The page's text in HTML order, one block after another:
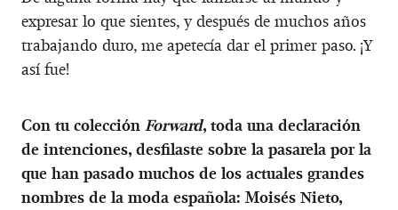
expresar lo que sientes, y después de muchos años
trabajando duro, me apetecía dar el primer paso. ¡Y
así fue!
Con tu colección Forward, toda una declaración
de intenciones, desfilaste sobre la pasarela por la
que han pasado muchos de los actuales grandes
nombres de la moda española: Moisés Nieto,